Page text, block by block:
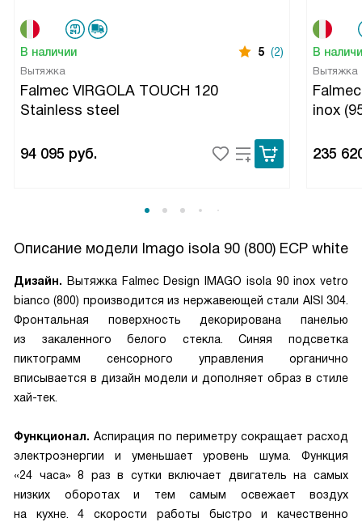
В наличии 5 (2)
Вытяжка
Falmec VIRGOLA TOUCH 120
Stainless steel
94 095 руб.
В
Вытяжка
inox
235
Описание модели Imago isola 90 (800) ECP white
Дизайн. Вытяжка Falmec Design IMAGO isola 90 inox vetro
bianco (800) производится из нержавеющей стали AISI 304.
Фронтальная поверхность декорирована панелью
из закаленного белого стекла. Синяя подсветка
пиктограмм сенсорного управления органично
вписывается в дизайн модели и дополняет образ в стиле
хай-тек.
Функционал. Аспирация по периметру сокращает расход
электроэнергии и уменьшает уровень шума. Функция
«24 часа» 8 раз в сутки включает двигатель на самых
низких оборотах и тем самым освежает воздух
на кухне. 4 скорости работы быстро и качественно